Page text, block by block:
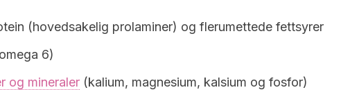
(hovedsakelig prolaminer) og flerumettede fettsyrer
6)
og mineraler (kalium, magnesium, kalsium og fosfor)